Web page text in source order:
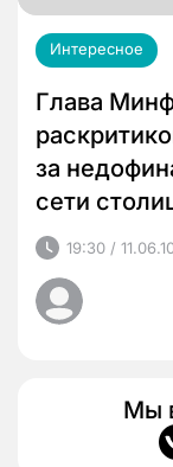
Интересное
Глава
за
сети
19:30 /
Мы